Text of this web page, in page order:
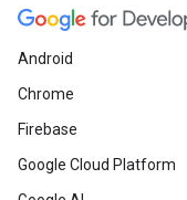
Android
Chrome
Firebase
Google Cloud Platform